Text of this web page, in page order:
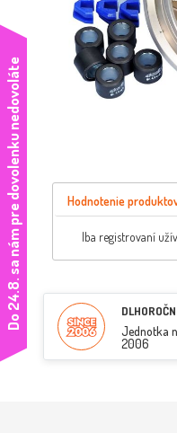
Hodnotenie
Iba registrovaní
Jednotka
2006
D
o
2
4
.
8
.
s
a
n
á
m
p
r
e
d
o
v
o
l
e
n
k
u
n
e
d
o
v
o
l
á
t
e